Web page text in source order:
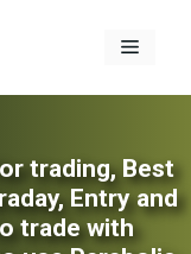
Menu
trading,Best
, Entry and
trade with